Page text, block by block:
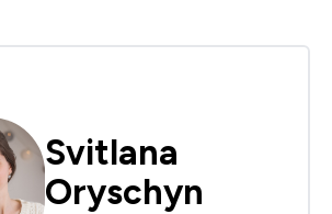
Svitlana
Oryschyn